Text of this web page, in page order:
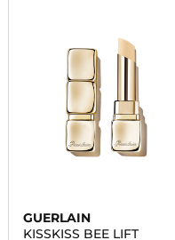
GUERLAIN
KISSKISS BEE LIFT